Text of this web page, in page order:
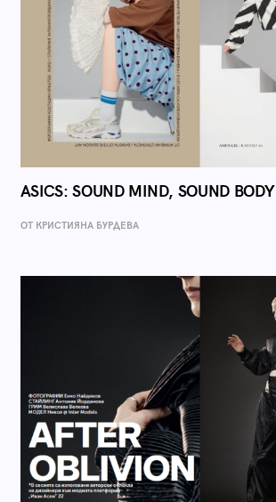
ASICS: SOUND MIND, SOUND BODY
ОТ КРИСТИЯНА БУРДЕВА